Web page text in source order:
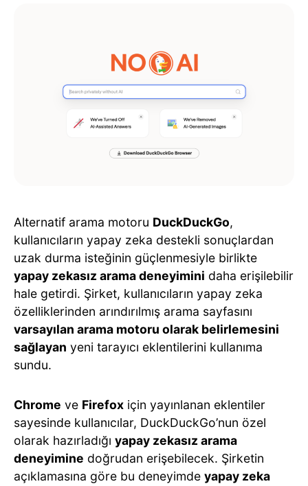
Alternatif arama motoru DuckDuckGo,
kullanıcıların yapay zeka destekli sonuçlardan
uzak durma isteğinin güçlenmesiyle birlikte
yapay zekasız arama deneyimini daha erişilebilir
hale getirdi. Şirket, kullanıcıların yapay zeka
özelliklerinden arındırılmış arama sayfasını
varsayılan arama motoru olarak belirlemesini
sağlayan yeni tarayıcı eklentilerini kullanıma
sundu.
Chrome ve Firefox için yayınlanan eklentiler
sayesinde kullanıcılar, DuckDuckGo’nun özel
olarak hazırladığı yapay zekasız arama
deneyimine doğrudan erişebilecek. Şirketin
açıklamasına göre bu deneyimde yapay zeka